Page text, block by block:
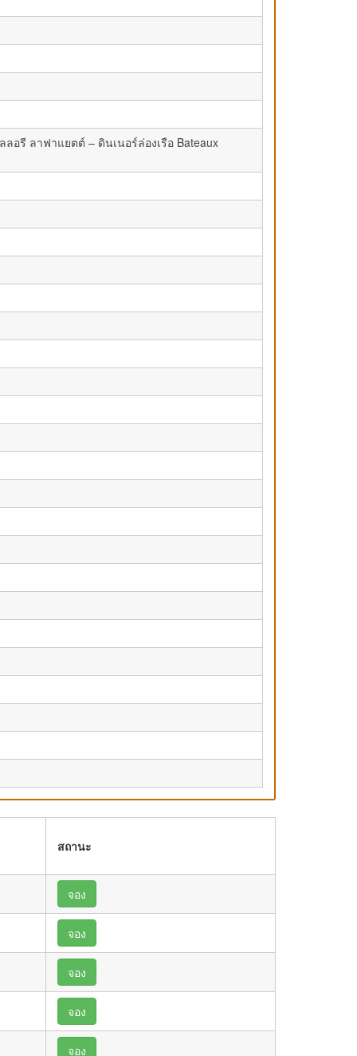
อรี ลาฟาแยตต์ – ดินเนอร์ล่องเรือ Bateaux
สถานะ
จอง
จอง
จอง
จอง
จอง